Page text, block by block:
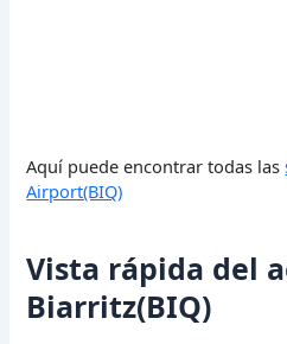
Aquí puede encontrar todas las
Airport(BIQ)
Vista rápida del
Biarritz(BIQ)